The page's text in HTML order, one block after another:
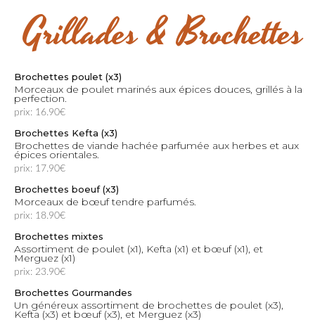
Grillades & Brochettes
Brochettes poulet (x3)
Morceaux de poulet marinés aux épices douces, grillés à la
perfection.
prix: 16.90€
Brochettes Kefta (x3)
Brochettes de viande hachée parfumée aux herbes et aux
épices orientales.
prix: 17.90€
Brochettes boeuf (x3)
Morceaux de bœuf tendre parfumés.
prix: 18.90€
Brochettes mixtes
Assortiment de poulet (x1), Kefta (x1) et bœuf (x1), et
Merguez (x1)
prix: 23.90€
Brochettes Gourmandes
Un généreux assortiment de brochettes de poulet (x3),
Kefta (x3) et bœuf (x3), et Merguez (x3)